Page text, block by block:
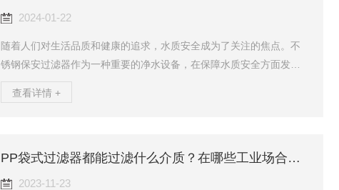
2024-01-22
随着人们对生活品质和健康的追求，水质安全成为了关注的焦点。不
锈钢保安过滤器作为一种重要的净水设备，在保障水质安全方面发挥
理不锈钢保安过滤器主要利用物理拦截的原理，通过多层的滤网结构
的。二、优势1.耐腐蚀、耐磨损：不锈钢材料具有良好的耐腐蚀和耐磨
查看详情 +
PP袋式过滤器都能过滤什么介质？在哪些工业场合使用？
2023-11-23